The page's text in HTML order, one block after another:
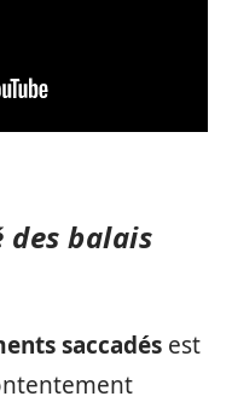
des balais
saccadés est